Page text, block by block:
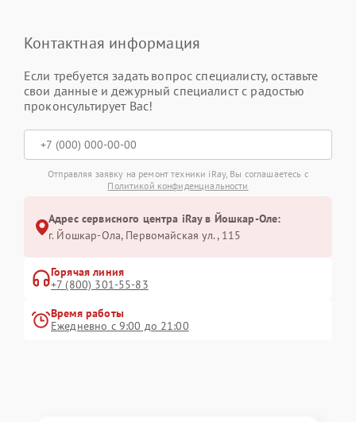
Контактная информация
Если требуется задать вопрос специалисту, оставьте
свои данные и дежурный специалист с радостью
проконсультирует Вас!
Отправляя заявку на ремонт техники iRay, Вы соглашаетесь с
Политикой конфиденциальности
Адрес сервисного центра iRay в Йошкар-Оле:
г. Йошкар-Ола, Первомайская ул., 115
Горячая линия
+7 (800) 301-55-83
Время работы
Ежедневно с 9:00 до 21:00